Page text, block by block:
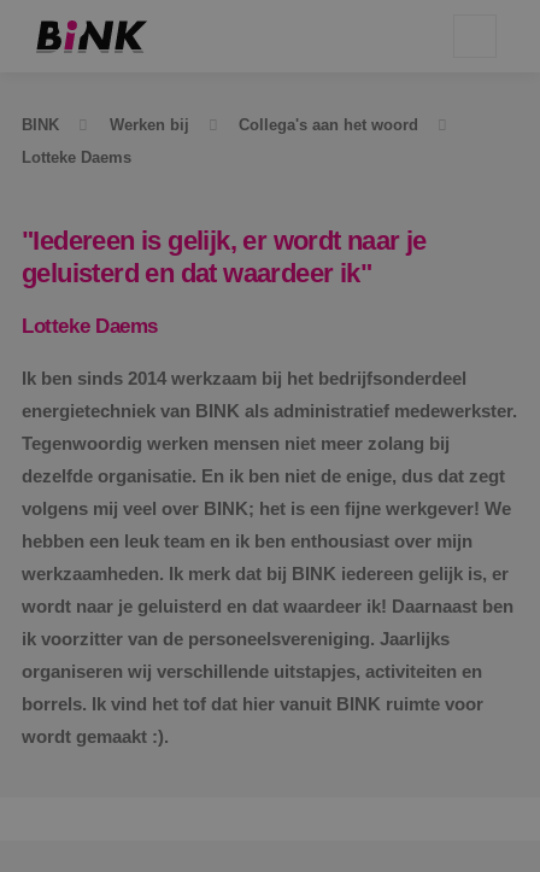
BINK Werken bij
Collega's aan het woord
Lotteke Daems
"Iedereen is gelijk, er wordt naar je
geluisterd en dat waardeer ik"
Lotteke Daems
Ik ben sinds 2014 werkzaam bij het bedrijfsonderdeel
energietechniek van BINK als administratief medewerkster.
Tegenwoordig werken mensen niet meer zolang bij
dezelfde organisatie. En ik ben niet de enige, dus dat zegt
volgens mij veel over BINK; het is een fijne werkgever! We
hebben een leuk team en ik ben enthousiast over mijn
werkzaamheden. Ik merk dat bij BINK iedereen gelijk is, er
wordt naar je geluisterd en dat waardeer ik! Daarnaast ben
ik voorzitter van de personeelsvereniging. Jaarlijks
organiseren wij verschillende uitstapjes, activiteiten en
borrels. Ik vind het tof dat hier vanuit BINK ruimte voor
wordt gemaakt :).